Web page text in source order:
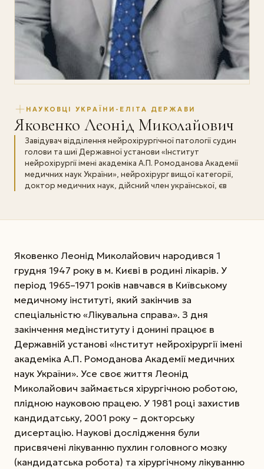
НАУКОВЦІ УКРАЇНИ-ЕЛІТА ДЕРЖАВИ
Яковенко Леонід Миколайович
Завідувач відділення нейрохірургічної патології судин
голови та шиї Державної установи «Інститут
нейрохірургії імені академіка А.П. Ромоданова Академії
медичних наук України», нейрохірург вищої категорії,
доктор медичних наук, дійсний член української, єв
Яковенко Леонід Миколайович народився 1
грудня 1947 року в м. Києві в родині лікарів. У
період 1965–1971 років навчався в Київському
медичному інституті, який закінчив за
спеціальністю «Лікувальна справа». З дня
закінчення медінституту і донині працює в
Державній установі «Інститут нейрохірургії імені
академіка А.П. Ромоданова Академії медичних
наук України». Усе своє життя Леонід
Миколайович займається хірургічною роботою,
плідною науковою працею. У 1981 році захистив
кандидатську, 2001 року – докторську
дисертацію. Наукові дослідження були
присвячені лікуванню пухлин головного мозку
(кандидатська робота) та хірургічному лікуванню